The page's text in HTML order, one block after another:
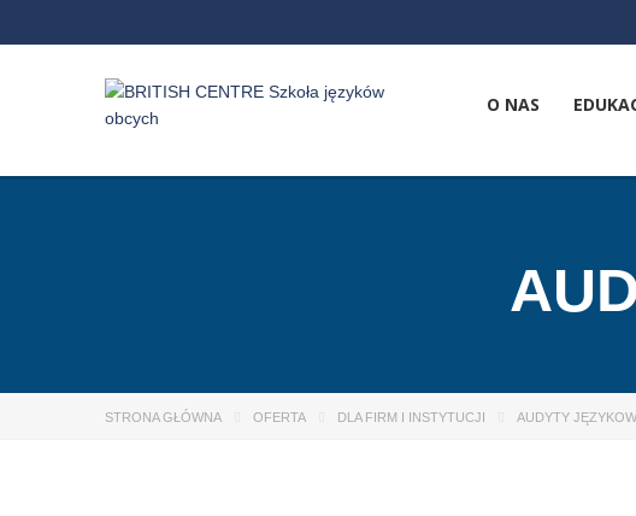
O NAS
STRONA GŁÓWNA OFERTA DLA FIRM I INSTYTUCJI AUDYTY